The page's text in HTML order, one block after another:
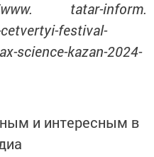
tatar-inform.
festival-
science-kazan-2024-
и интересным в